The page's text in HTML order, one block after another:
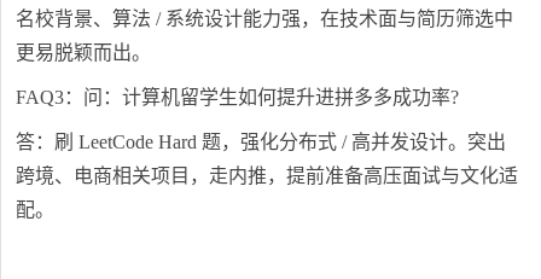
名校背景、算法 / 系统设计能力强，在技术面与简历筛选中
更易脱颖而出。
FAQ3：问：计算机留学生如何提升进拼多多成功率?
答：刷 LeetCode Hard 题，强化分布式 / 高并发设计。突出
跨境、电商相关项目，走内推，提前准备高压面试与文化适
配。